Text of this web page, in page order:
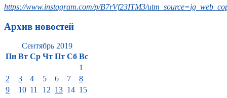
https://www.instagram.com/p/B7rVf23ITM3/
Архив новостей
Сентябрь 2019
Пн Вт Ср Чт Пт Сб Вс
1
2
3 4 5 6 7
8
9
10 11 12 13 14 15